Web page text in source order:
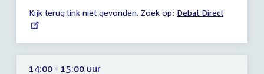
uur
Kijk terug link niet gevonden. Zoek op: External
Debat Direct
14:00 - 15:00 uur